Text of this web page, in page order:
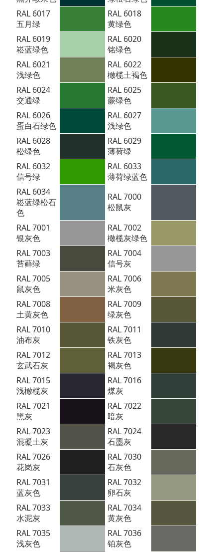
RAL 6017
五月绿
RAL 6018
黄绿色
RAL 6019
崧蓝绿色
RAL 6020
铭绿色
RAL 6021
浅绿色
RAL 6022
橄榄土褐色
RAL 6024
交通绿
RAL 6025
蕨绿色
RAL 6026
蛋白石绿色
RAL 6027
浅绿色
RAL 6028
松绿色
RAL 6029
薄荷绿
RAL 6032
信号绿
RAL 6033
薄荷绿蓝色
RAL 6034
崧蓝绿松石
色
RAL 7000
松鼠灰
RAL 7001
银灰色
RAL 7002
橄榄灰绿色
RAL 7003
苔藓绿
RAL 7004
信号灰
RAL 7005
鼠灰色
RAL 7006
米灰色
RAL 7008
土黄灰色
RAL 7009
绿灰色
RAL 7010
油布灰
RAL 7011
铁灰色
RAL 7012
玄武石灰
RAL 7013
褐灰色
RAL 7015
浅橄榄灰
RAL 7016
煤灰
RAL 7021
黑灰
RAL 7022
暗灰
RAL 7023
混凝土灰
RAL 7024
石墨灰
RAL 7026
花岗灰
RAL 7030
石灰色
RAL 7031
蓝灰色
RAL 7032
卵石灰
RAL 7033
水泥灰
RAL 7034
黄灰色
RAL 7035
浅灰色
RAL 7036
铂灰色